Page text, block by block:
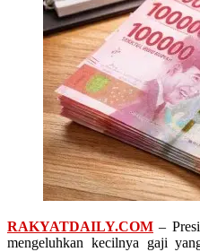
RAKYATDAILY.COM –
mengeluhkan kecilnya gaji